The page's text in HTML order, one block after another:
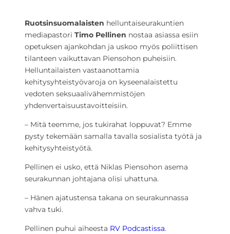
Ruotsinsuomalaisten helluntaiseurakuntien
mediapastori Timo Pellinen nostaa asiassa esiin
opetuksen ajankohdan ja uskoo myös poliittisen
tilanteen vaikuttavan Piensohon puheisiin.
Helluntailaisten vastaanottamia
kehitysyhteistyövaroja on kyseenalaistettu
vedoten seksuaalivähemmistöjen
yhdenvertaisuustavoitteisiin.
– Mitä teemme, jos tukirahat loppuvat? Emme
pysty tekemään samalla tavalla sosialista työtä ja
kehitysyhteistyötä.
Pellinen ei usko, että Niklas Piensohon asema
seurakunnan johtajana olisi uhattuna.
– Hänen ajatustensa takana on seurakunnassa
vahva tuki.
Pellinen puhui aiheesta RV Podcastissa.